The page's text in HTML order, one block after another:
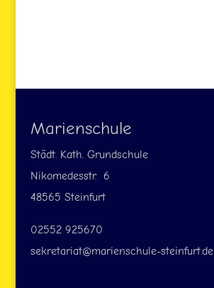
Marienschule
Städt. Kath. Grundschule
Nikomedesstr. 6
48565 Steinfurt
02552 925670
sekretariat@marienschule-steinfurt.de